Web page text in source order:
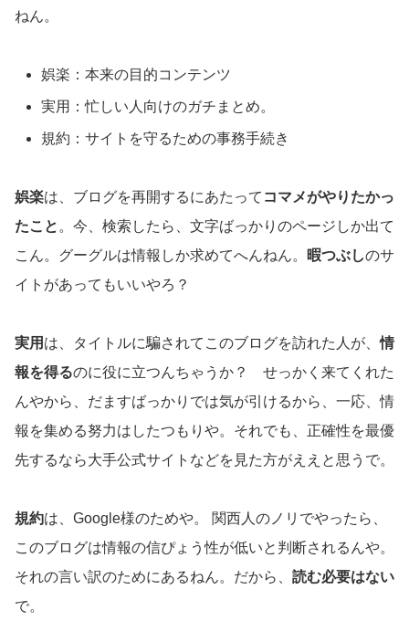
ねん。
娯楽：本来の目的コンテンツ
実用：忙しい人向けのガチまとめ。
規約：サイトを守るための事務手続き
娯楽は、ブログを再開するにあたって コマメがやりたかっ
たこと 。今、検索したら、文字ばっかりのページしか出て
こん。グーグルは情報しか求めてへんねん。
暇つぶしのサ
イトがあってもいいやろ？
実用 は、タイトルに騙されてこのブログを訪れた人が、情
報を得るのに役に立つんちゃうか？ せっかく来てくれた
んやから、だますばっかりでは気が引けるから、一応、情
報を集める努力はしたつもりや。それでも、正確性を最優
先するなら大手公式サイトなどを見た方がええと思うで。
規約は、Google様のためや。 関西人のノリでやったら、
このブログは情報の信ぴょう性が低いと判断されるんや。
それの言い訳のためにあるねん。だから、 読む必要はない
で。